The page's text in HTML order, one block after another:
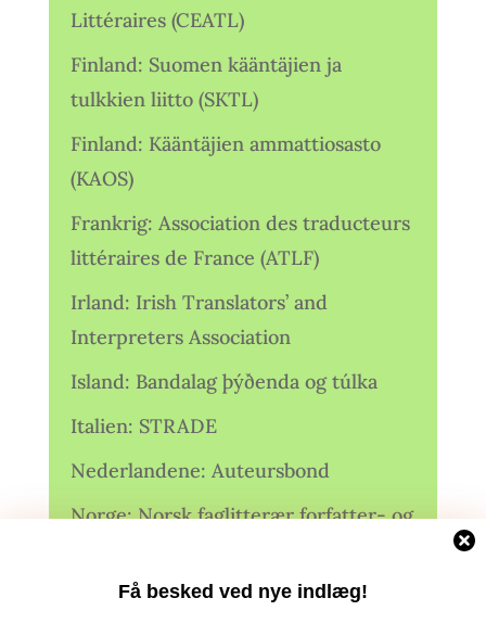
Få besked ved nye indlæg!
Littéraires (CEATL)
Finland: Suomen kääntäjien ja
tulkkien liitto (SKTL)
Finland: Kääntäjien ammattiosasto
(KAOS)
Frankrig: Association des traducteurs
littéraires de France (ATLF)
Irland: Irish Translators’ and
Interpreters Association
Island: Bandalag þýðenda og túlka
Italien: STRADE
Nederlandene: Auteursbond
Norge: Norsk faglitterær forfatter- og
Norge: Norsk Oversetterforening